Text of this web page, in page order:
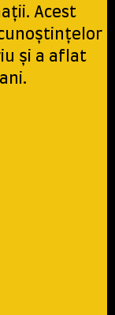
Acest
și a aflat